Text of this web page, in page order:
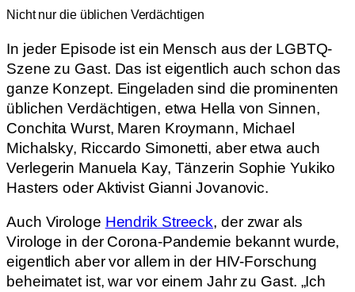
Nicht nur die üblichen Verdächtigen
In jeder Episode ist ein Mensch aus der LGBTQ-
Szene zu Gast. Das ist eigentlich auch schon das
ganze Konzept. Eingeladen sind die prominenten
üblichen Verdächtigen, etwa Hella von Sinnen,
Conchita Wurst, Maren Kroymann, Michael
Michalsky, Riccardo Simonetti, aber etwa auch
Verlegerin Manuela Kay, Tänzerin Sophie Yukiko
Hasters oder Aktivist Gianni Jovanovic.
Auch Virologe Hendrik Streeck, der zwar als
Virologe in der Corona-Pandemie bekannt wurde,
eigentlich aber vor allem in der HIV-Forschung
beheimatet ist, war vor einem Jahr zu Gast. „Ich